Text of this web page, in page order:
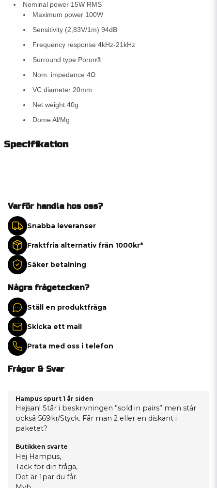
Nominal power 15W RMS
Maximum power 100W
Sensitivity (2,83V/1m) 94dB
Frequency response 4kHz-21kHz
Surround type Poron®
Nom. impedance 4Ω
VC diameter 20mm
Net weight 40g
Dome Al/Mg
Specifikation
Varför handla hos oss?
Snabba leveranser
Fraktfria alternativ från 1000kr*
Säker betalning
Några frågetecken?
Ställ en produktfråga
Skicka ett mail
Prata med oss i telefon
Frågor & Svar
Hampus spurt 1 år siden
Hejsan! Står i beskrivningen ”sold in pairs” men står
också 569kr/Styck. Får man 2 eller en diskant i
paketet?
Butikken svarte
Hej Hampus,
Tack för din fråga,
Det är 1par du får.